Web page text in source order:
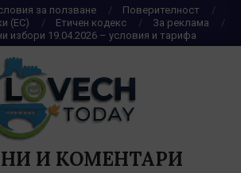
за ползване
Поверителност
(ЕС)
Етичен кодекс
За реклама
избори 19.04.2026 – условия и тарифа
И КОМЕНТАРИ